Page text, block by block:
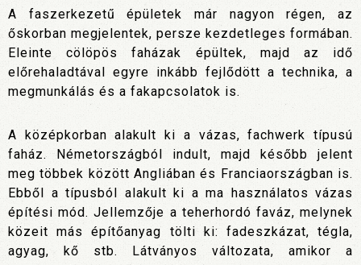
A faszerkezetű épületek már nagyon régen, az
őskorban megjelentek, persze kezdetleges formában.
Eleinte cölöpös faházak épültek, majd az idő
előrehaladtával egyre inkább fejlődött a technika, a
megmunkálás és a fakapcsolatok is.
A középkorban alakult ki a vázas, fachwerk típusú
faház. Németországból indult, majd később jelent
meg többek között Angliában és Franciaországban is.
Ebből a típusból alakult ki a ma használatos vázas
építési mód. Jellemzője a teherhordó faváz, melynek
közeit más építőanyag tölti ki: fadeszkázat, tégla,
agyag, kő stb. Látványos változata, amikor a